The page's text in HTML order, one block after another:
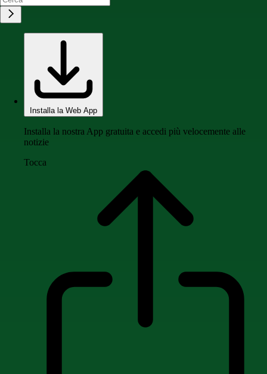
Installa la Web App
Installa la nostra App gratuita e accedi più velocemente alle
notizie
Tocca